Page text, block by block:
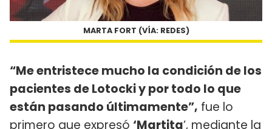
MARTA FORT (VÍA: REDES)
“Me entristece mucho la condición de los
pacientes de Lotocki y por todo lo que
están pasando últimamente”, fue lo
primero que expresó ‘Martita’, mediante la